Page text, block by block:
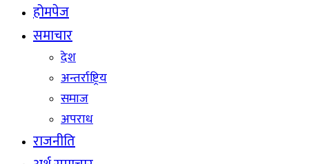
होमपेज
समाचार
देश
अन्तर्राष्ट्रिय
समाज
अपराध
राजनीति